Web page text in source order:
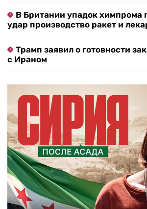
В Британии упадок химпрома
удар производство ракет и
Трамп заявил о готовности
с Ираном